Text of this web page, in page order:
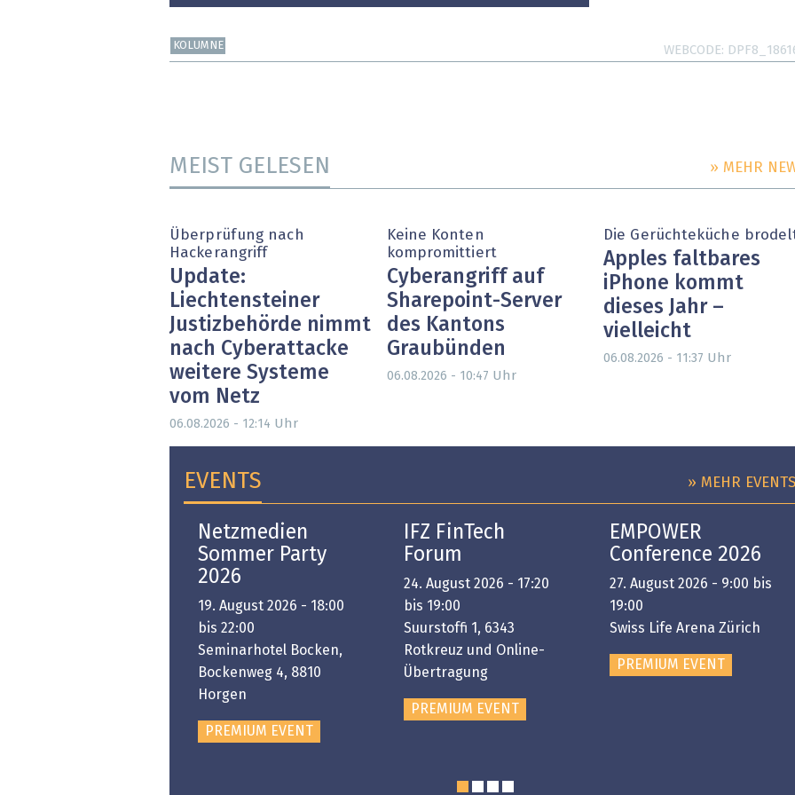
KOLUMNE WEBCODE
MEIST GELESEN » MEHR
Überprüfung nach
Hackerangriff
Update:
Liechtensteiner
Justizbehörde nimmt
nach Cyberattacke
weitere Systeme
vom Netz
06.08.2026 - 12:14 Uhr
Keine Konten
kompromittiert
Cyberangriff auf
Sharepoint-Server
des Kantons
Graubünden
06.08.2026 - 10:47 Uhr
Die Gerüchteküche
Apples faltbares
iPhone kommt
dieses Jahr –
vielleicht
06.08.2026 - 11:37 Uhr
EVENTS » MEHR EVENTS
Netzmedien
Sommer Party
2026
19. August 2026 - 18:00
bis 22:00
Seminarhotel Bocken,
Bockenweg 4, 8810
Horgen
PREMIUM EVENT
IFZ FinTech
Forum
24. August 2026 - 17:20
bis 19:00
Suurstoffi 1, 6343
Rotkreuz und Online-
Übertragung
PREMIUM EVENT
EMPOWER
Conference 2026
27. August 2026 - 9:00 bis
19:00
Swiss Life Arena Zürich
PREMIUM EVENT